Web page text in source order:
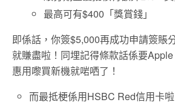
最高可有$400「獎賞錢」
即係話，你簽$5,000再成功申請簽賬
就賺盡啦！同埋記得條款話係要
惠用嚟買新機就啱哂了！
而最抵梗係用HSBC Red信用卡